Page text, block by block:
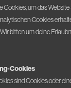
Cookies, um das
Cookies
bitten um deine
Cookies
sind Cookies oder